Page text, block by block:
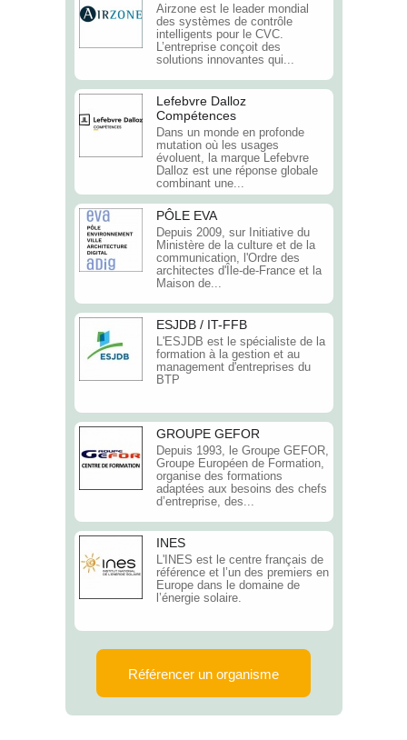
Airzone est le leader mondial
des systèmes de contrôle
intelligents pour le CVC.
L’entreprise conçoit des
solutions innovantes qui...
Lefebvre Dalloz
Compétences
Dans un monde en profonde
mutation où les usages
évoluent, la marque Lefebvre
Dalloz est une réponse globale
combinant une...
PÔLE EVA
Depuis 2009, sur Initiative du
Ministère de la culture et de la
communication, l'Ordre des
architectes d'Île-de-France et la
Maison de...
ESJDB / IT-FFB
L'ESJDB est le spécialiste de la
formation à la gestion et au
management d'entreprises du
BTP
GROUPE GEFOR
Depuis 1993, le Groupe GEFOR,
Groupe Européen de Formation,
organise des formations
adaptées aux besoins des chefs
d’entreprise, des...
INES
L'INES est le centre français de
référence et l’un des premiers en
Europe dans le domaine de
l’énergie solaire.
Référencer un organisme